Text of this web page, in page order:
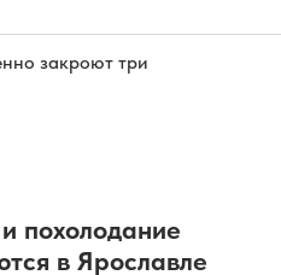
закроют три
похолодание
в Ярославле